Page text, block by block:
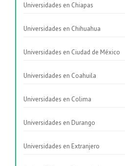
Universidades en Chiapas
Universidades en Chihuahua
Universidades en Ciudad de México
Universidades en Coahuila
Universidades en Colima
Universidades en Durango
Universidades en Extranjero